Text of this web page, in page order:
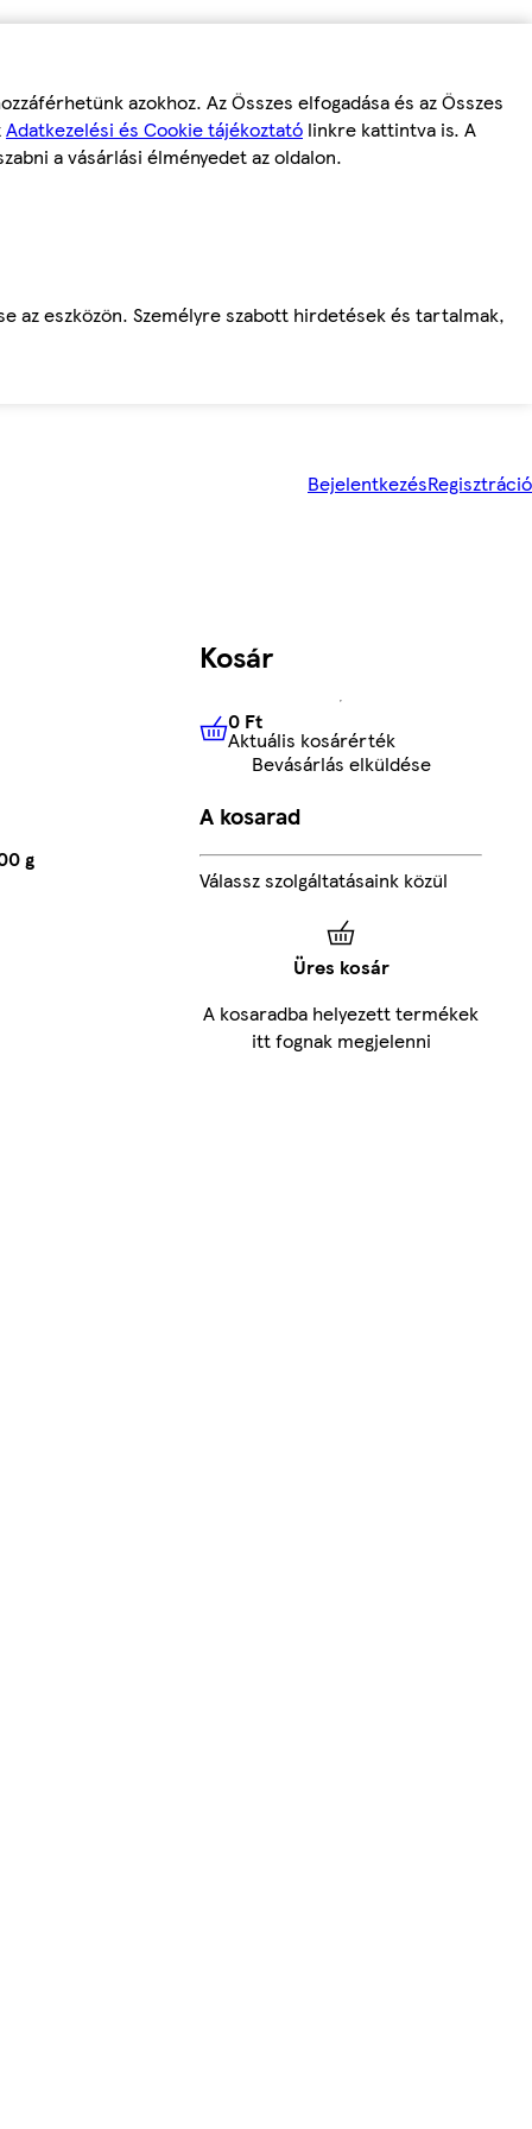
azokhoz. Az Összes elfogadása és az Összes
Adatkezelési és Cookie tájékoztató linkre kattintva is. A
a vásárlási élményedet az oldalon.
az eszközön. Személyre szabott hirdetések és tartalmak,
BejelentkezésRegisztráció
g
Kosár
0 FtAktuális kosárérték
0 Ft
Aktuális kosárérték
Bevásárlás elküldése
A kosarad
Válassz szolgáltatásaink közül
Üres kosár
A kosaradba helyezett termékek
itt fognak megjelenni